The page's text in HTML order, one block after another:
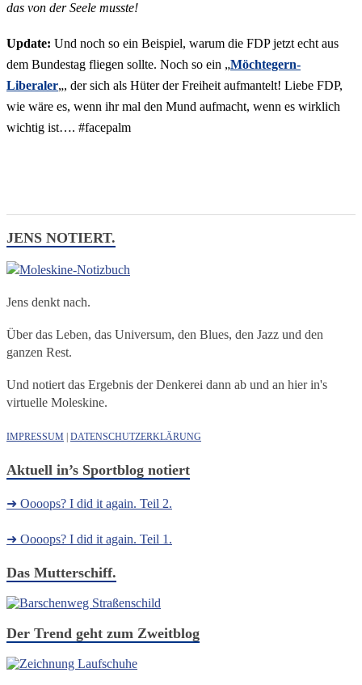
das von der Seele musste!
Update: Und noch so ein Beispiel, warum die FDP jetzt echt aus
dem Bundestag fliegen sollte. Noch so ein „Möchtegern-
Liberaler„, der sich als Hüter der Freiheit aufmantelt! Liebe FDP,
wie wäre es, wenn ihr mal den Mund aufmacht, wenn es wirklich
wichtig ist…. #facepalm
JENS NOTIERT.
Jens denkt nach.
Über das Leben, das Universum, den Blues, den Jazz und den
ganzen Rest.
Und notiert das Ergebnis der Denkerei dann ab und an hier in's
virtuelle Moleskine.
IMPRESSUM DATENSCHUTZERKLÄRUNG
Aktuell in’s Sportblog notiert
➜ Oooops? I did it again. Teil 2.
➜ Oooops? I did it again. Teil 1.
Das Mutterschiff.
Der Trend geht zum Zweitblog